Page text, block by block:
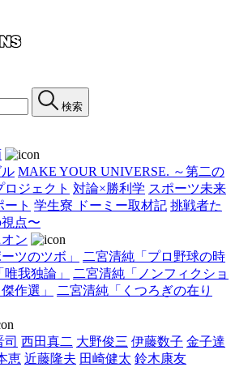
検索
MAKE YOUR UNIVERSE. ～第二の
ロジェクト 対論×勝利学 スポーツ未来
ート 学生寮 ドーミー取材記 挑戦者た
点〜
ン
ツのツボ」
二宮清純「プロ野球の時
我独論」
二宮清純「ノンフィクショ
作選」
二宮清純「くつろぎの在り
司 西田真二 大野俊三 伊藤数子 金子達
恵 近藤隆夫 田崎健太 鈴木康友